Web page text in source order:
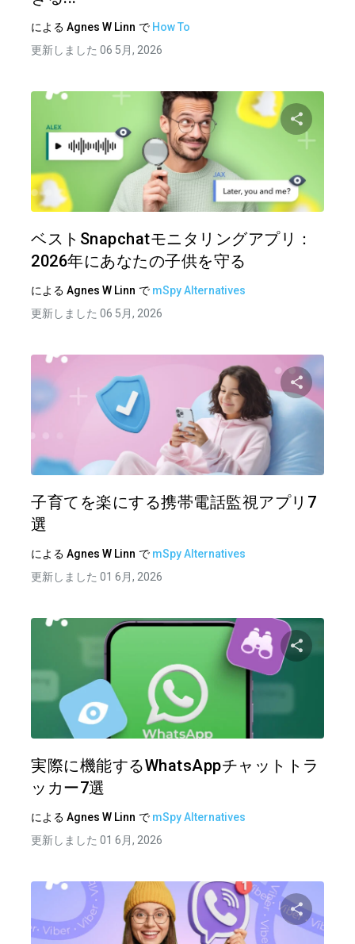
による Agnes W Linn で How To
更新しました 06 5月, 2026
この
ベストSnapchatモニタリングアプリ：
2026年にあなたの子供を守る
による Agnes W Linn で mSpy Alternatives
更新しました 06 5月, 2026
この記
子育てを楽にする携帯電話監視アプリ7
選
による Agnes W Linn で mSpy Alternatives
更新しました 01 6月, 2026
実際に機能するWhatsAppチャットトラ
ッカー7選
による Agnes W Linn で mSpy Alternatives
更新しました 01 6月, 2026